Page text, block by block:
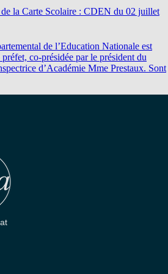
la Carte Scolaire : CDEN du 02 juillet
de l’Education Nationale est
co-présidée par le président du
d’Académie Mme Prestaux. Sont